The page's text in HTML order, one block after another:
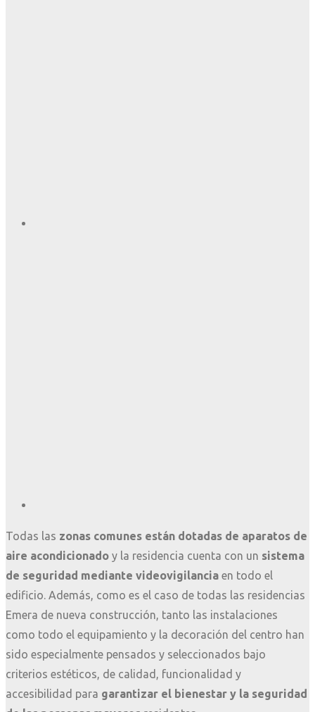
Todas las zonas comunes están dotadas de aparatos de
aire acondicionado y la residencia cuenta con un sistema
de seguridad mediante videovigilancia en todo el
edificio. Además, como es el caso de todas las residencias
Emera de nueva construcción, tanto las instalaciones
como todo el equipamiento y la decoración del centro han
sido especialmente pensados y seleccionados bajo
criterios estéticos, de calidad, funcionalidad y
accesibilidad para garantizar el bienestar y la seguridad